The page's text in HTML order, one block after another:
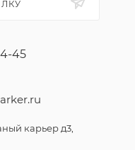
45
карьер д3,